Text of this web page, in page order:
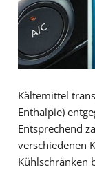
Kältemittel
Enthalpie)
Entsprechend
verschiedenen
Kühlschränken